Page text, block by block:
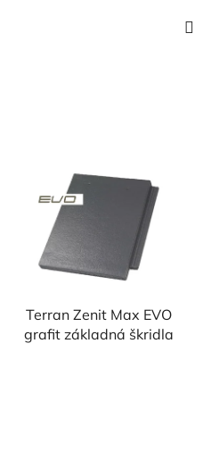
Terran Zenit Max EVO
grafit základná škridla